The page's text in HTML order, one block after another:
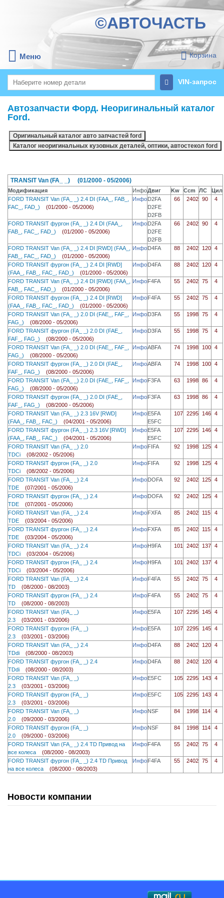
©АВТОЧАСТЬ
Меню Корзина
VIN-запрос
Автозапчасти Форд. Неоригинальный каталог
Ford.
TRANSIT Van (FA_ _) (01/2000 - 05/2006)
Модификация ИнфоДвиг Kw Ccm ЛС
Цил
FORD TRANSIT Van (FA_ _) 2.4 DI (FAA_, FAB_,
FAC_, FAD_) (01/2000 - 05/2006)
ИнфоD2FA
D2FE
D2FB
66 2402 90 4
FORD TRANSIT фургон (FA_ _) 2.4 DI (FAA_,
FAB_, FAC_, FAD_) (01/2000 - 05/2006)
ИнфоD2FA
D2FE
D2FB
66 2402 90 4
FORD TRANSIT Van (FA_ _) 2.4 DI [RWD] (FAA_,
FAB_, FAC_, FAD_) (01/2000 - 05/2006)
ИнфоD4FA 88 2402 120 4
FORD TRANSIT фургон (FA_ _) 2.4 DI [RWD]
(FAA_, FAB_, FAC_, FAD_) (01/2000 - 05/2006)
ИнфоD4FA 88 2402 120 4
FORD TRANSIT Van (FA_ _) 2.4 DI [RWD] (FAA_,
FAB_, FAC_, FAD_) (01/2000 - 05/2006)
ИнфоF4FA 55 2402 75 4
FORD TRANSIT фургон (FA_ _) 2.4 DI [RWD]
(FAA_, FAB_, FAC_, FAD_) (01/2000 - 05/2006)
ИнфоF4FA 55 2402 75 4
FORD TRANSIT Van (FA_ _) 2.0 DI (FAE_, FAF_,
FAG_) (08/2000 - 05/2006)
ИнфоD3FA 55 1998 75 4
FORD TRANSIT фургон (FA_ _) 2.0 DI (FAE_,
FAF_, FAG_) (08/2000 - 05/2006)
ИнфоD3FA 55 1998 75 4
FORD TRANSIT Van (FA_ _) 2.0 DI (FAE_, FAF_,
FAG_) (08/2000 - 05/2006)
ИнфоABFA 74 1998 100 4
FORD TRANSIT фургон (FA_ _) 2.0 DI (FAE_,
FAF_, FAG_) (08/2000 - 05/2006)
ИнфоABFA 74 1998 100 4
FORD TRANSIT Van (FA_ _) 2.0 DI (FAE_, FAF_,
FAG_) (08/2000 - 05/2006)
ИнфоF3FA 63 1998 86 4
FORD TRANSIT фургон (FA_ _) 2.0 DI (FAE_,
FAF_, FAG_) (08/2000 - 05/2006)
ИнфоF3FA 63 1998 86 4
FORD TRANSIT Van (FA_ _) 2.3 16V [RWD]
(FAA_, FAB_, FAC_) (04/2001 - 05/2006)
ИнфоE5FA
E5FC
107 2295 146 4
FORD TRANSIT фургон (FA_ _) 2.3 16V [RWD]
(FAA_, FAB_, FAC_) (04/2001 - 05/2006)
ИнфоE5FA
E5FC
107 2295 146 4
FORD TRANSIT Van (FA_ _) 2.0
TDCi (08/2002 - 05/2006)
ИнфоFIFA 92 1998 125 4
FORD TRANSIT фургон (FA_ _) 2.0
TDCi (08/2002 - 05/2006)
ИнфоFIFA 92 1998 125 4
FORD TRANSIT Van (FA_ _) 2.4
TDE (07/2001 - 05/2006)
ИнфоDOFA 92 2402 125 4
FORD TRANSIT фургон (FA_ _) 2.4
TDE (07/2001 - 05/2006)
ИнфоDOFA 92 2402 125 4
FORD TRANSIT Van (FA_ _) 2.4
TDE (03/2004 - 05/2006)
ИнфоFXFA 85 2402 115 4
FORD TRANSIT фургон (FA_ _) 2.4
TDE (03/2004 - 05/2006)
ИнфоFXFA 85 2402 115 4
FORD TRANSIT Van (FA_ _) 2.4
TDCi (03/2004 - 05/2006)
ИнфоH9FA 101 2402 137 4
FORD TRANSIT фургон (FA_ _) 2.4
TDCi (03/2004 - 05/2006)
ИнфоH9FA 101 2402 137 4
FORD TRANSIT Van (FA_ _) 2.4
TD (08/2000 - 08/2003)
ИнфоF4FA 55 2402 75 4
FORD TRANSIT фургон (FA_ _) 2.4
TD (08/2000 - 08/2003)
ИнфоF4FA 55 2402 75 4
FORD TRANSIT Van (FA_ _)
2.3 (03/2001 - 03/2006)
ИнфоE5FA 107 2295 145 4
FORD TRANSIT фургон (FA_ _)
2.3 (03/2001 - 03/2006)
ИнфоE5FA 107 2295 145 4
FORD TRANSIT Van (FA_ _) 2.4
TDdi (08/2000 - 08/2003)
ИнфоD4FA 88 2402 120 4
FORD TRANSIT фургон (FA_ _) 2.4
TDdi (08/2000 - 08/2003)
ИнфоD4FA 88 2402 120 4
FORD TRANSIT Van (FA_ _)
2.3 (03/2001 - 03/2006)
ИнфоE5FC 105 2295 143 4
FORD TRANSIT фургон (FA_ _)
2.3 (03/2001 - 03/2006)
ИнфоE5FC 105 2295 143 4
FORD TRANSIT Van (FA_ _)
2.0 (09/2000 - 03/2006)
ИнфоNSF 84 1998 114 4
FORD TRANSIT фургон (FA_ _)
2.0 (09/2000 - 03/2006)
ИнфоNSF 84 1998 114 4
FORD TRANSIT Van (FA_ _) 2.4 TD Привод на
все колеса (08/2000 - 08/2003)
ИнфоF4FA 55 2402 75 4
FORD TRANSIT фургон (FA_ _) 2.4 TD Привод
на все колеса (08/2000 - 08/2003)
ИнфоF4FA 55 2402 75 4
Новости компании